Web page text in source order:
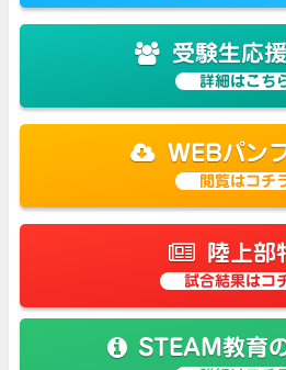
受験生応
詳細はこち
WEBパン
閲覧はコチ
陸上部
試合結果はコ
STEAM教育